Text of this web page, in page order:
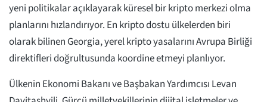
yeni politikalar açıklayarak küresel bir kripto merkezi olma
planlarını hızlandırıyor. En kripto dostu ülkelerden biri
olarak bilinen Georgia, yerel kripto yasalarını Avrupa Birliği
direktifleri doğrultusunda koordine etmeyi planlıyor.
Ülkenin Ekonomi Bakanı ve Başbakan Yardımcısı Levan